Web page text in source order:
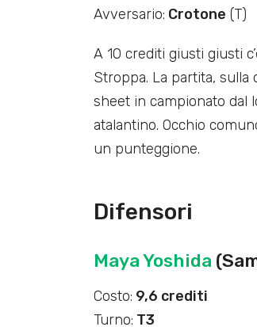
Avversario: Crotone (T)
A 10 crediti giusti giusti
Stroppa. La partita,
sheet in campionato dal
atalantino. Occhio
un punteggione.
Difensori
Maya Yoshida
Costo: 9,6 crediti
Turno: T3